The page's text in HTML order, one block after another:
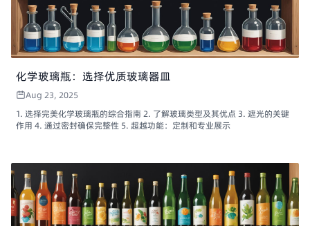
化学玻璃瓶：选择优质玻璃器皿
Aug 23, 2025
1. 选择完美化学玻璃瓶的综合指南 2. 了解玻璃类型及其优点 3. 遮光的关键
作用 4. 通过密封确保完整性 5. 超越功能：定制和专业展示